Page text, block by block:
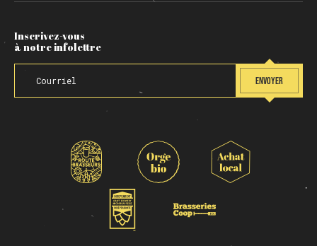
Inscrivez-vous
à notre infolettre
ENVOYER